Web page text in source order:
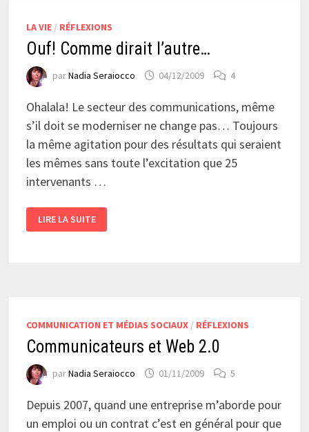
LA VIE/ RÉFLEXIONS
Ouf! Comme dirait l’autre…
parNadia Seraiocco 04/12/2009 4
Ohalala! Le secteur des communications, même
s’il doit se moderniser ne change pas… Toujours
la même agitation pour des résultats qui seraient
les mêmes sans toute l’excitation que 25
intervenants …
OUF!
COMME
DIRAIT
LIRE LA SUITE
COMMUNICATION ET MÉDIAS SOCIAUX/ RÉFLEXIONS
Communicateurs et Web 2.0
parNadia Seraiocco 01/11/2009 5
Depuis 2007, quand une entreprise m’aborde pour
un emploi ou un contrat c’est en général pour que